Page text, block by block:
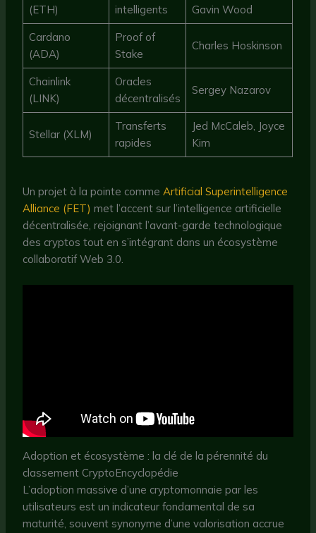
(ETH)
intelligents
Gavin Wood
Cardano
(ADA)
Proof of
Stake
Charles Hoskinson
Chainlink
(LINK)
Oracles
décentralisés
Sergey Nazarov
Stellar (XLM)
Transferts
rapides
Jed McCaleb, Joyce
Kim
Un projet à la pointe commeArtificial Superintelligence
Alliance (FET) met l’accent sur l’intelligence artificielle
décentralisée, rejoignant l’avant-garde technologique
des cryptos tout en s’intégrant dans un écosystème
collaboratif Web 3.0.
Adoption et écosystème : la clé de la pérennité du
classement CryptoEncyclopédie
L’adoption massive d’une cryptomonnaie par les
utilisateurs est un indicateur fondamental de sa
maturité, souvent synonyme d’une valorisation accrue